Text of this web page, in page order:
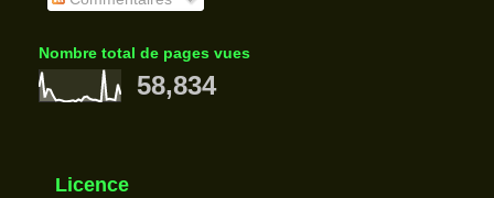
Nombre total de pages vues
58,834
Licence